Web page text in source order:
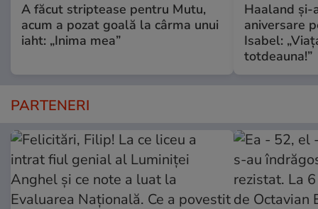
A făcut striptease pentru Mutu,
acum a pozat goală la cârma unui
iaht: „Inima mea”
Haaland
aniversare
Isabel:
totdeauna!”
PARTENERI